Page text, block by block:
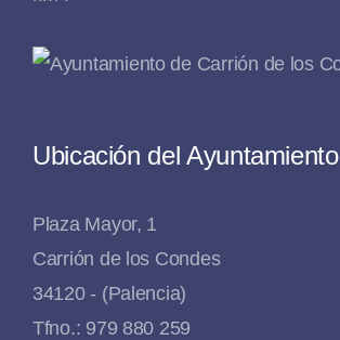
Ubicación del Ayuntamiento
Plaza Mayor, 1
Carrión de los Condes
34120 - (Palencia)
Tfno.: 979 880 259